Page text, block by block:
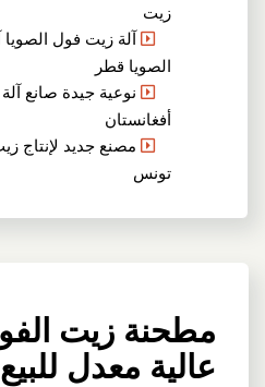
زيت
آلة زيت فول الصويا
الصويا قطر
نوعية جيدة صانع
أفغانستان
مصنع جديد لإنتاج
تونس
مطحنة زيت
عالية معدل